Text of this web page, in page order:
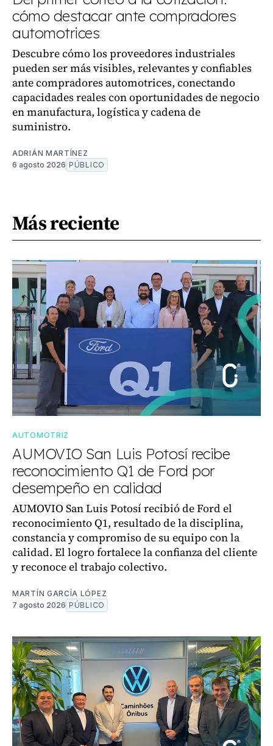
cómo destacar ante compradores
automotrices
Descubre cómo los proveedores industriales
pueden ser más visibles, relevantes y confiables
ante compradores automotrices, conectando
capacidades reales con oportunidades de negocio
en manufactura, logística y cadena de
suministro.
ADRIÁN MARTÍNEZ
6 agosto 2026 PÚBLICO
Más reciente
AUTOMOTRIZ
AUMOVIO San Luis Potosí recibe
reconocimiento Q1 de Ford por
desempeño en calidad
AUMOVIO San Luis Potosí recibió de Ford el
reconocimiento Q1, resultado de la disciplina,
constancia y compromiso de su equipo con la
calidad. El logro fortalece la confianza del cliente
y reconoce el trabajo colectivo.
MARTÍN GARCÍA LÓPEZ
7 agosto 2026 PÚBLICO